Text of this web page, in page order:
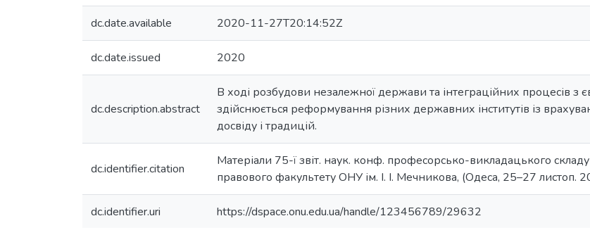
dc.date.available 2020-11-27T20:14:52Z
dc.date.issued 2020
dc.description.abstract
В ході розбудови незалежної держави та інтеграційних процесів з
здійснюється реформування різних державних інститутів із
досвіду і традицій.
dc.identifier.citation
Матеріали 75-ї звіт. наук. конф. професорсько-викладацького
правового факультету ОНУ ім. І. І. Мечникова, (Одеса, 25–27 листоп.
dc.identifier.uri https://dspace.onu.edu.ua/handle/123456789/29632